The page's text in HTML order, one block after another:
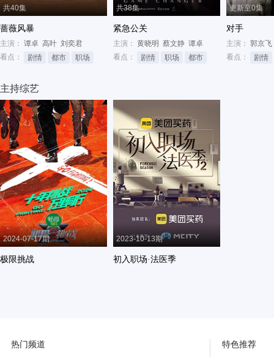
共40集
蔷薇风暴
主演： 谭卓 高叶 刘奕君
看点：
剧情 都市 职场
共38集
紧急公关
主演： 黄晓明 蔡文静 谭卓
看点：
剧情 职场 都市
更新至0集
对手
主演： 郭京飞
看点：
剧情
主持综艺
2024-07-17期
极限挑战
2023-10-13期
初入职场·法医季
热门频道 特色推荐